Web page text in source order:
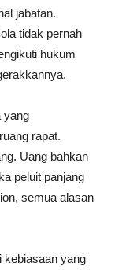
jabatan.
tidak pernah
hukum
yang
rapat.
Uang bahkan
peluit panjang
semua alasan
kebiasaan yang